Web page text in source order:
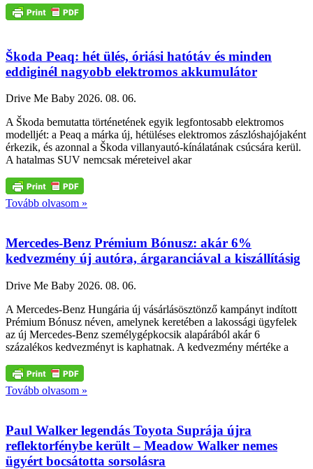
Škoda Peaq: hét ülés, óriási hatótáv és minden
eddiginél nagyobb elektromos akkumulátor
Drive Me Baby 2026. 08. 06.
A Škoda bemutatta történetének egyik legfontosabb elektromos
modelljét: a Peaq a márka új, hétüléses elektromos zászlóshajójaként
érkezik, és azonnal a Škoda villanyautó-kínálatának csúcsára kerül.
A hatalmas SUV nemcsak méreteivel akar
Tovább olvasom »
Mercedes-Benz Prémium Bónusz: akár 6%
kedvezmény új autóra, árgaranciával a kiszállításig
Drive Me Baby 2026. 08. 06.
A Mercedes-Benz Hungária új vásárlásösztönző kampányt indított
Prémium Bónusz néven, amelynek keretében a lakossági ügyfelek
az új Mercedes-Benz személygépkocsik alapárából akár 6
százalékos kedvezményt is kaphatnak. A kedvezmény mértéke a
Tovább olvasom »
Paul Walker legendás Toyota Suprája újra
reflektorfénybe került – Meadow Walker nemes
ügyért bocsátotta sorsolásra